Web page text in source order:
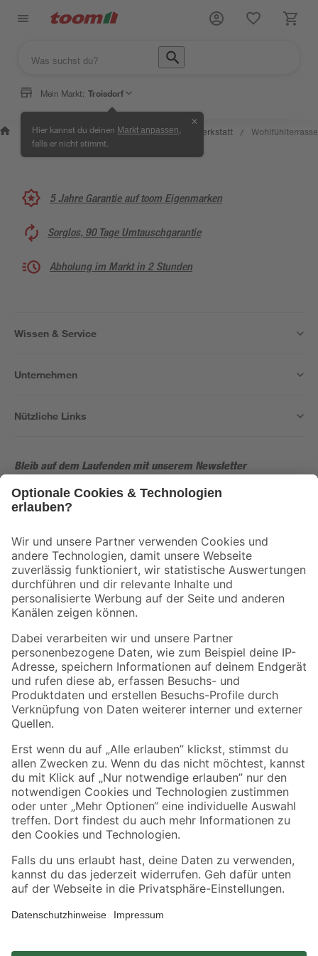
Mein Markt: Troisdorf
Hier kannst du deinen Markt anpassen
falls er nicht stimmt.
✕
Wissen &
Service
/
Selbermachen
& Ratgeber
/ Kreativwerkstatt / Wohlfühlterrasse
5 Jahre Garantie auf toom Eigenmarken
Sorglos, 90 Tage Umtauschgarantie
Abholung im Markt in 2 Stunden
Wissen & Service
Unternehmen
Nützliche Links
Bleib auf dem Laufenden mit unserem Newsletter
Der toom Newsletter: Keine Angebote und Aktionen mehr verpassen!
Folge uns
Zahlungsarten Versandarten
Sicher einkaufen
Jetzt die toom-App herunterladen
Alle Preisangaben in EUR inkl. gesetzl. MwSt.. Die dargestellten Angebote sind unter
Umständen nicht in allen Märkten verfügbar. Die angegebenen Verfügbarkeiten beziehen
sich auf den unter "Mein Markt" ausgewählten toom Baumarkt. Alle Angebote und
*Paketversand ab 59 € versandkostenfrei, gilt nicht für Artikel mit Speditionsversand, hier
fallen zusätzliche Versandkosten an.